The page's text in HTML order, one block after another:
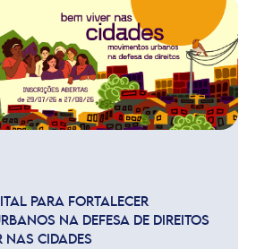
PARA FORTALECER
NA DEFESA DE DIREITOS
NAS CIDADES